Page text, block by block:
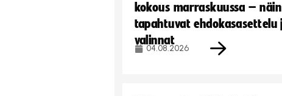
kokous marraskuussa – näin
tapahtuvat ehdokasasettelu
valinnat
04.08.2026